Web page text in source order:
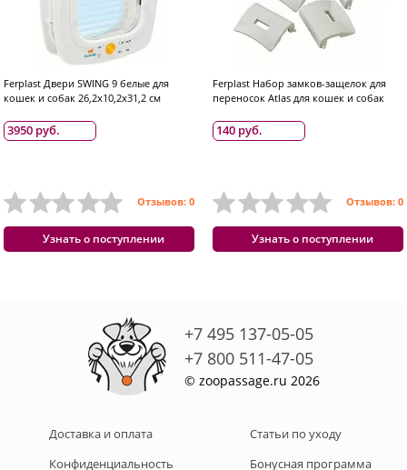
Ferplast Двери SWING 9 белые для
кошек и собак 26,2х10,2х31,2 см
3950 руб.
Отзывов: 0
Узнать о поступлении
Ferplast Набор замков-защелок для
переносок Atlas для кошек и собак
140 руб.
Отзывов: 0
Узнать о поступлении
+7 495 137-05-05
+7 800 511-47-05
© zoopassage.ru 2026
Доставка и оплата
Конфиденциальность
Статьи по уходу
Бонусная программа